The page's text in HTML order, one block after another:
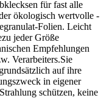
für fast alle
ökologisch wertvolle -
Folien. Leicht
jeder Größe
Empfehlungen
Verarbeiters.Sie
auf ihre
in eigener
schützen, keine